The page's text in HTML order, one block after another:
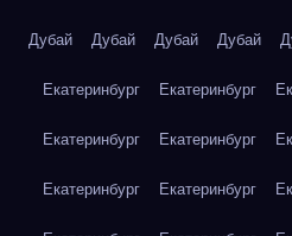
Дубай Дубай Дубай Дубай
Екатеринбург Екатеринбург
Екатеринбург Екатеринбург
Екатеринбург Екатеринбург